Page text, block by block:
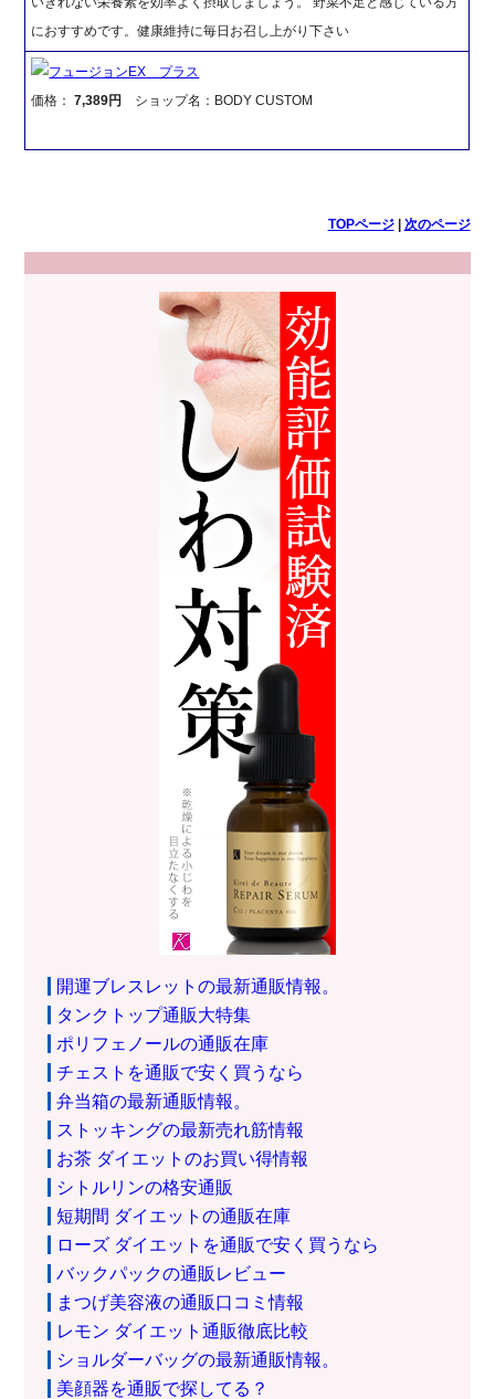
におすすめです。健康維持に毎日お召し上がり下さい
フュージョンEX プラス
価格：7,389円 ショップ名：BODY CUSTOM
TOPページ| 次のページ
開運ブレスレットの最新通販情報。
タンクトップ通販大特集
ポリフェノールの通販在庫
チェストを通販で安く買うなら
弁当箱の最新通販情報。
ストッキングの最新売れ筋情報
お茶 ダイエットのお買い得情報
シトルリンの格安通販
短期間 ダイエットの通販在庫
ローズ ダイエットを通販で安く買うなら
バックパックの通販レビュー
まつげ美容液の通販口コミ情報
レモン ダイエット通販徹底比較
ショルダーバッグの最新通販情報。
美顔器を通販で探してる？